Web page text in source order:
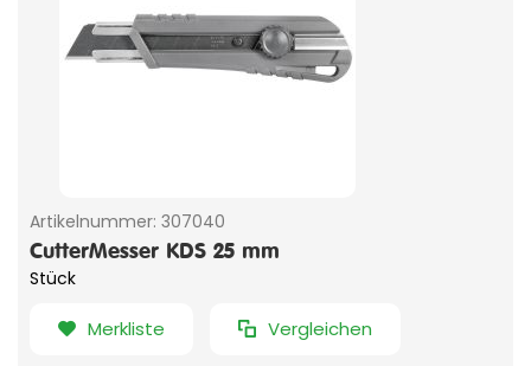
Artikelnummer: 307040
CutterMesser KDS 25 mm
Stück
Merkliste Vergleichen